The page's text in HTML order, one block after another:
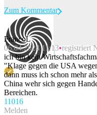
Beitrag melden
Zum Kommentar
FrancoL
06.04.2024 11:13 registriert
ich bin kein
"Klage gegen die USA
dann muss ich schon mehr
China wehr sich gegen
Bereichen.
11016
Melden